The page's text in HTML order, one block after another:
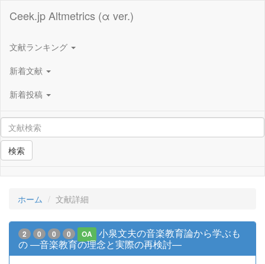
Ceek.jp Altmetrics (α ver.)
文献ランキング
新着文献
新着投稿
検索
ホーム 文献詳細
2 0 0 0 OA
小泉文夫の音楽教育論から学ぶも
の ―音楽教育の理念と実際の再検討―